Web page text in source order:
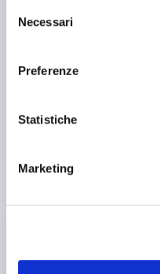
delNecessari
Preferenze
Statistiche
Marketing
X 10300 - Z 1700 - Y 1000 -
25IND122